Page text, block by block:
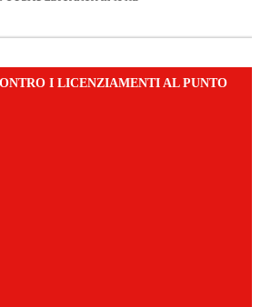
I LICENZIAMENTI AL PUNTO